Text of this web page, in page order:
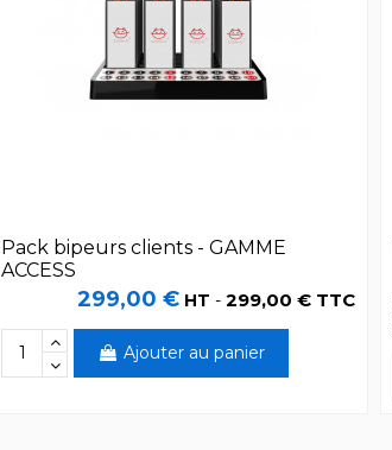
Pack bipeurs clients - GAMME
ACCESS
299,00 € HT - 299,00 € TTC
Ajouter au panier